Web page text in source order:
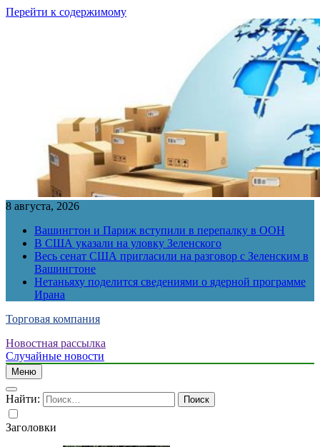
Перейти к содержимому
8 августа, 2026
Вашингтон и Париж вступили в перепалку в ООН
В США указали на уловку Зеленского
Весь сенат США пригласили на разговор с Зеленским в
Вашингтоне
Нетаньяху поделится сведениями о ядерной программе
Ирана
Торговая компания
Новостная рассылка
Случайные новости
Меню
Найти:
Заголовки